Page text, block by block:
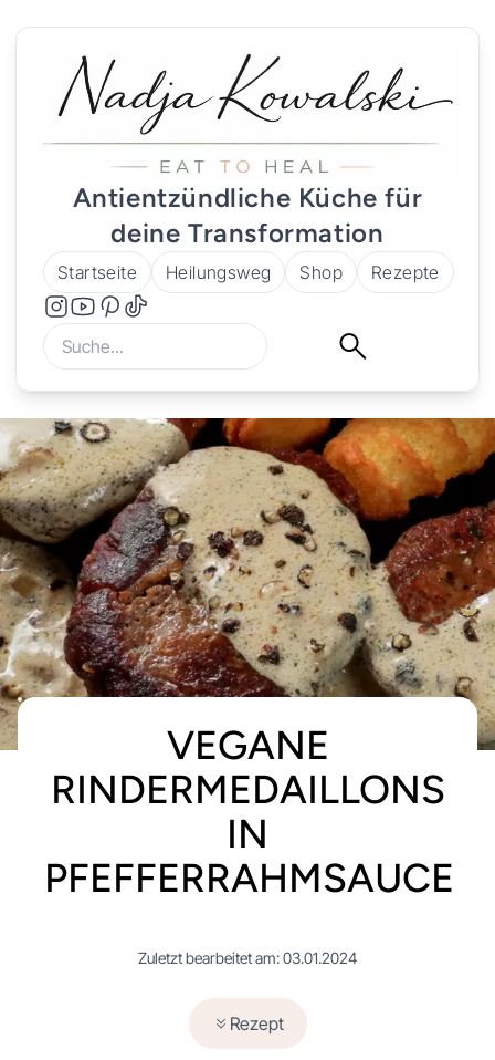
Antientzündliche Küche für
deine Transformation
Startseite Heilungsweg Shop Rezepte
VEGANE
RINDERMEDAILLONS
IN
PFEFFERRAHMSAUCE
Zuletzt bearbeitet am: 03.01.2024
Rezept